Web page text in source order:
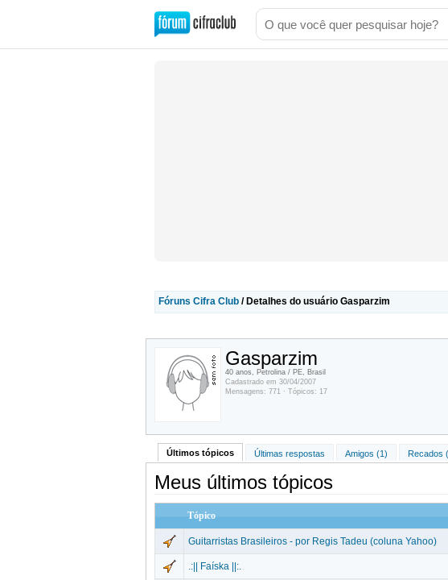
Fóruns Cifra Club / Detalhes do usuário Gasparzim
Gasparzim
40 anos, Petrolina / PE, Brasil
Cadastrado em 30/04/2007
Mensagens: 771 · Tópicos: 17
Últimos tópicos Últimas respostas Amigos (1) Recados
Meus últimos tópicos
Tópico
Guitarristas Brasileiros - por Regis Tadeu (coluna Yahoo)
.:|| Faíska ||:.